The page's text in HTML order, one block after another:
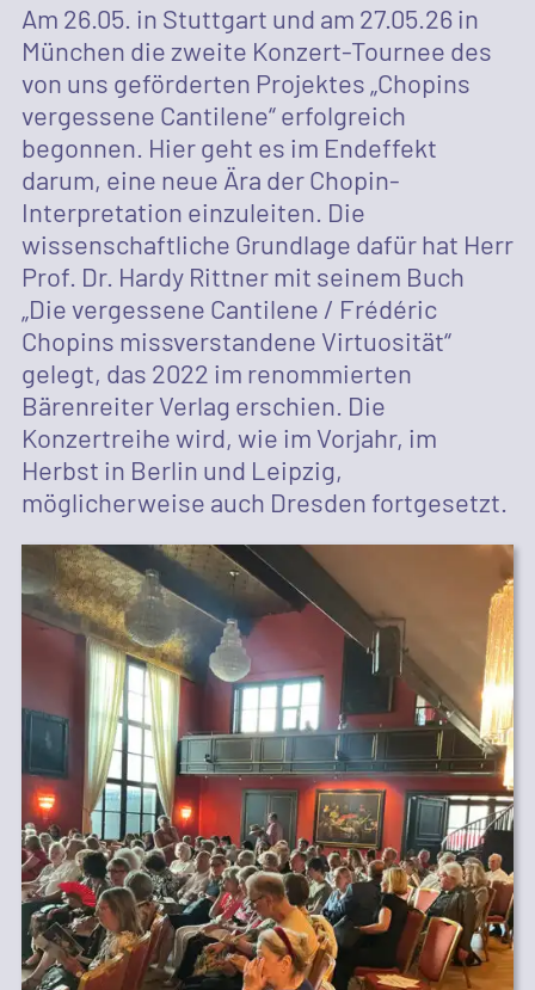
Am 26.05. in Stuttgart und am 27.05.26 in
München die zweite Konzert-Tournee des
von uns geförderten Projektes „Chopins
vergessene Cantilene“ erfolgreich
begonnen. Hier geht es im Endeffekt
darum, eine neue Ära der Chopin-
Interpretation einzuleiten. Die
wissenschaftliche Grundlage dafür hat Herr
Prof. Dr. Hardy Rittner mit seinem Buch
„Die vergessene Cantilene / Frédéric
Chopins missverstandene Virtuosität“
gelegt, das 2022 im renommierten
Bärenreiter Verlag erschien. Die
Konzertreihe wird, wie im Vorjahr, im
Herbst in Berlin und Leipzig,
möglicherweise auch Dresden fortgesetzt.